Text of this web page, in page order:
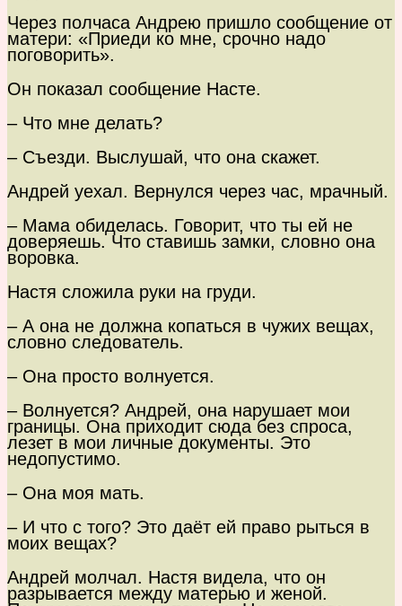
Через полчаса Андрею пришло сообщение от
матери: «Приеди ко мне, срочно надо
поговорить».
Он показал сообщение Насте.
– Что мне делать?
– Съезди. Выслушай, что она скажет.
Андрей уехал. Вернулся через час, мрачный.
– Мама обиделась. Говорит, что ты ей не
доверяешь. Что ставишь замки, словно она
воровка.
Настя сложила руки на груди.
– А она не должна копаться в чужих вещах,
словно следователь.
– Она просто волнуется.
– Волнуется? Андрей, она нарушает мои
границы. Она приходит сюда без спроса,
лезет в мои личные документы. Это
недопустимо.
– Она моя мать.
– И что с того? Это даёт ей право рыться в
моих вещах?
Андрей молчал. Настя видела, что он
разрывается между матерью и женой.